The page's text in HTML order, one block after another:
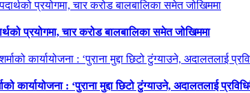
प्रयोगमा, चार करोड बालबालिका समेत जोखिममा
कार्यायोजना : ‘पुराना मुद्दा छिटो टुंग्याउने, अदालतलाई